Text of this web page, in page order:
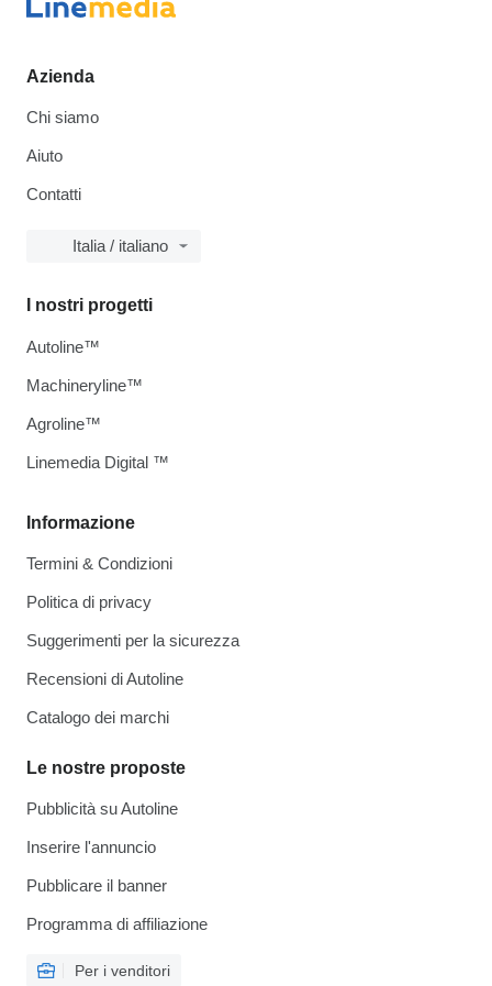
Azienda
Chi siamo
Aiuto
Contatti
Italia / italiano
Informazione
Termini & Condizioni
Politica di privacy
Suggerimenti per la sicurezza
Recensioni di Autoline
Catalogo dei marchi
Le nostre proposte
Pubblicità su Autoline
Inserire l'annuncio
Pubblicare il banner
Programma di affiliazione
Per i venditori
I nostri progetti
Autoline™
Machineryline™
Agroline™
Linemedia Digital ™